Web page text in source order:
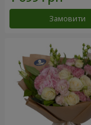
Замовити